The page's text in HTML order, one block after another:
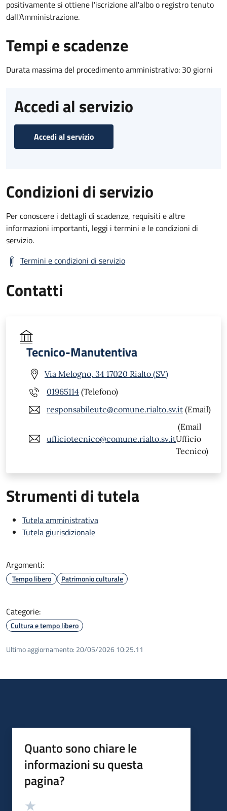
positivamente si ottiene l'iscrizione all'albo o registro tenuto
dall'Amministrazione.
Tempi e scadenze
Durata massima del procedimento amministrativo: 30 giorni
Accedi al servizio
Accedi al servizio
Condizioni di servizio
Per conoscere i dettagli di scadenze, requisiti e altre
informazioni importanti, leggi i termini e le condizioni di
servizio.
Termini e condizioni di servizio
Contatti
Tecnico-Manutentiva
Via Melogno, 34 17020 Rialto (SV)
01965114 (Telefono)
responsabileutc@comune.rialto.sv.it (Email)
ufficiotecnico@comune.rialto.sv.it
(Email
Ufficio
Tecnico)
Strumenti di tutela
Tutela amministrativa
Tutela giurisdizionale
Argomenti:
Tempo libero Patrimonio culturale
Categorie:
Cultura e tempo libero
Ultimo aggiornamento: 20/05/2026 10:25.11
Quanto sono chiare le
informazioni su questa
pagina?
Valutazione